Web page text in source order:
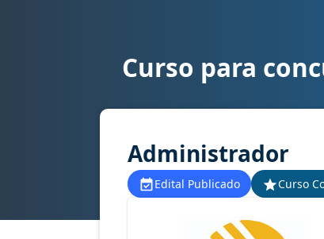
Curso para concurso Celesc - Centrais
Curso para
Administrador
Edital Publicado Curso